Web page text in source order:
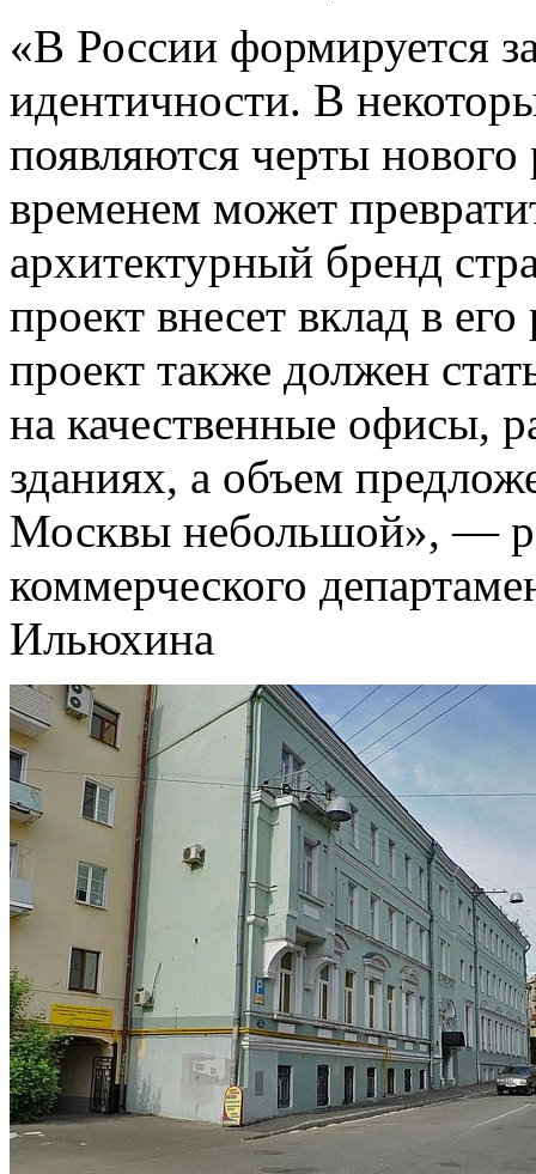
«В России формируется
идентичности. В
появляются черты нового
временем может
архитектурный бренд
проект внесет вклад в
проект также должен
на качественные офисы,
зданиях, а объем
Москвы небольшой», —
коммерческого
Ильюхина